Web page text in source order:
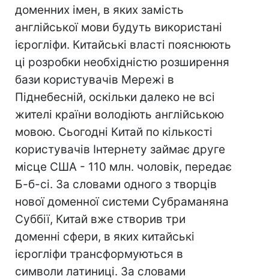
доменних імен, в яких замість
англійської мови будуть використані
ієрогліфи. Китайські власті пояснюють
ці розробки необхідністю розширення
бази користувачів Мережі в
Піднебесній, оскільки далеко не всі
жителі країни володіють англійською
мовою. Сьогодні Китай по кількості
користувачів Інтернету займає друге
місце США - 110 млн. чоловік, передає
Б-б-сі. За словами одного з творців
нової доменної системи Субраманяна
Суббії, Китай вже створив три
доменні сфери, в яких китайські
ієрогліфи трансформуються в
символи латиниці. За словами